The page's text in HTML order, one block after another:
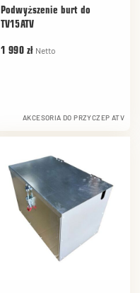
Podwyższenie burt do
TV15ATV
1 990 zł Netto
AKCESORIA DO PRZYCZEP ATV